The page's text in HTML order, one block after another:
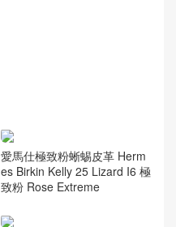
愛馬仕極致粉蜥蜴皮革 Herm
es Birkin Kelly 25 Lizard I6 極
致粉 Rose Extreme